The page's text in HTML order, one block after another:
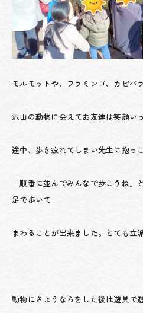
モルモットや、フラミンゴ、カピバ
沢山の動物に会えてお友達は笑顔い
途中、歩き疲れてしまい先生に抱っ
「順番に並んでみんなで歩こうね
足で歩いて
まわることが出来ました。とても立
動物にさようならをした後は遊具で